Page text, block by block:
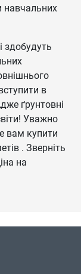
навчальних
здобудуть
в
ґрунтовні
Уважно
вам купити
. Зверніть
на